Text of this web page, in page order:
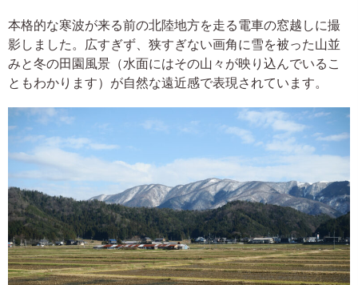
本格的な寒波が来る前の北陸地方を走る電車の窓越しに撮
影しました。広すぎず、狭すぎない画角に雪を被った山並
みと冬の田園風景（水面にはその山々が映り込んでいるこ
ともわかります）が自然な遠近感で表現されています。